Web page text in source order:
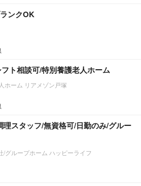
ンクOK
フト相談可/特別養護老人ホーム
ホーム リアメゾン戸塚
理スタッフ/無資格可/日勤のみ/グルー
グループホーム ハッピーライフ